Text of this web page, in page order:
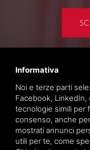
Area clienti
Privacy policy
Sitemap
(MACROAREA)
Informativa
Noi e terze parti
Facebook,
tecnologie simili per
consenso, anche
mostrati annunci
utili per te, come